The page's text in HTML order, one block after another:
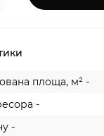
площа, м² -
-
-